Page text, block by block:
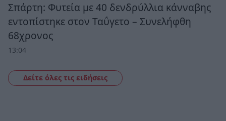
Σπάρτη: Φυτεία με 40 δενδρύλλια κάνναβης
εντοπίστηκε στον Ταΰγετο – Συνελήφθη
68χρονος
13:04
Δείτε όλες τις ειδήσεις